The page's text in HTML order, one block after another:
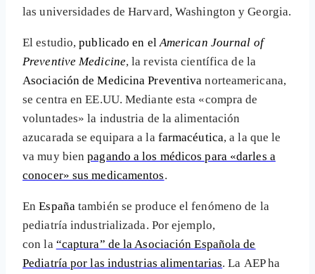
las universidades de Harvard, Washington y Georgia.
El estudio,publicado en el American Journal of
Preventive Medicine, la revista científica de la
Asociación de Medicina Preventiva norteamericana,
se centra en EE.UU. Mediante esta «compra de
voluntades» la industria de la alimentación
azucarada se equipara a la farmacéutica, a la que le
va muy bienpagando a los médicos para «darles a
conocer» sus medicamentos.
EnEspaña también se produce el fenómeno de la
pediatría industrializada. Por ejemplo,
con la “captura” de la Asociación Española de
Pediatría por las industrias alimentarias. La AEP ha